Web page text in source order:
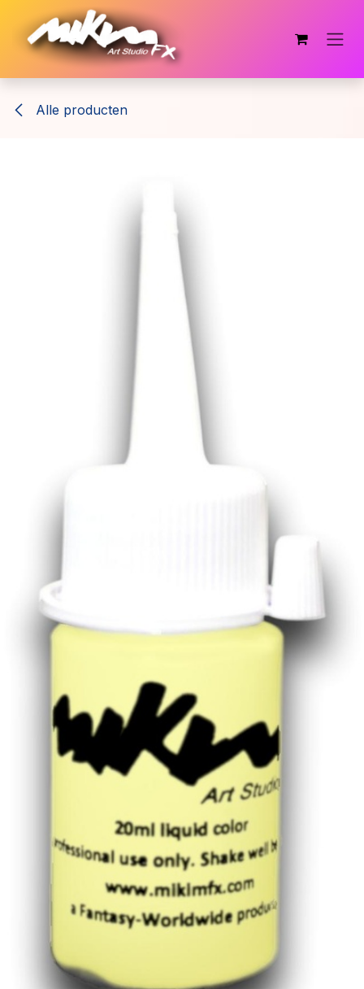
Overslaan naar inhoud
Alle producten